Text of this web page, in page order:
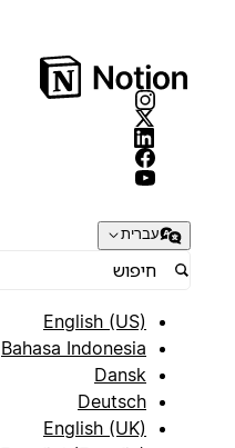
עברית
English (US)
Bahasa Indonesia
Dansk
Deutsch
English (UK)